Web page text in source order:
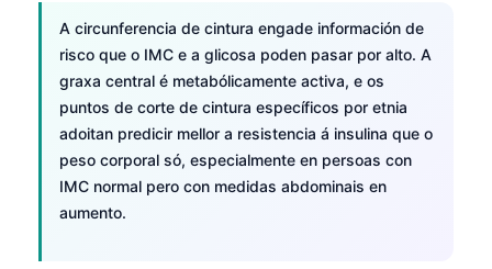
A circunferencia de cintura engade información de
risco que o IMC e a glicosa poden pasar por alto. A
graxa central é metabólicamente activa, e os
puntos de corte de cintura específicos por etnia
adoitan predicir mellor a resistencia á insulina que o
peso corporal só, especialmente en persoas con
IMC normal pero con medidas abdominais en
aumento.
ქართული
Русский
Lietuvių kalba
Polski
한국어